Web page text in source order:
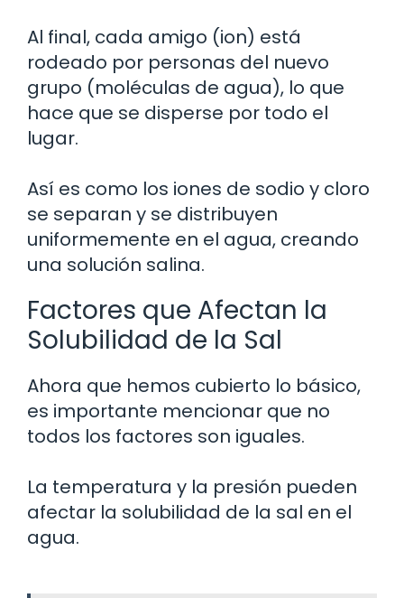
Al final, cada amigo (ion) está
rodeado por personas del nuevo
grupo (moléculas de agua), lo que
hace que se disperse por todo el
lugar.
Así es como los iones de sodio y cloro
se separan y se distribuyen
uniformemente en el agua, creando
una solución salina.
Factores que Afectan la
Solubilidad de la Sal
Ahora que hemos cubierto lo básico,
es importante mencionar que no
todos los factores son iguales.
La temperatura y la presión pueden
afectar la solubilidad de la sal en el
agua.